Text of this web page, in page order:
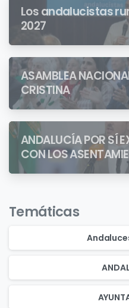
Los andalucistas
2027
ASAMBLEA
CRISTINA
ANDALUCÍA POR SÍ
CON LOS
CHABOLISTAS
Temáticas